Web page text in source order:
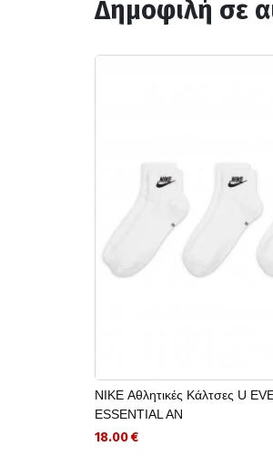
Δημοφιλή σε
NIKE Αθλητικές Κάλτσες U
ESSENTIAL AN
18.00 €